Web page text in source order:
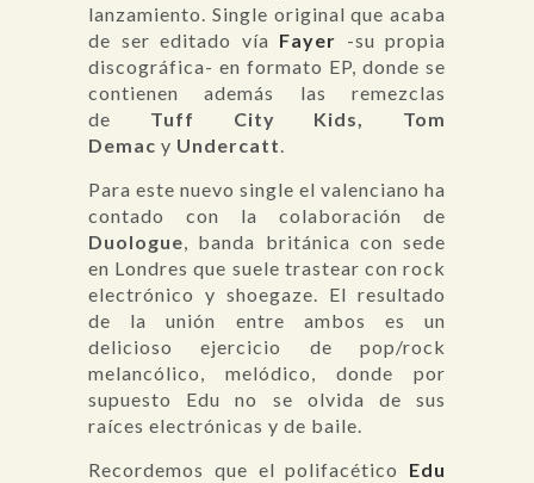
lanzamiento. Single original que acaba
de ser editado vía Fayer -su propia
discográfica- en formato EP, donde se
contienen además las remezclas
de Tuff City Kids, Tom
Demac y Undercatt.
Para este nuevo single el valenciano ha
contado con la colaboración de
Duologue, banda británica con sede
en Londres que suele trastear con rock
electrónico y shoegaze. El resultado
de la unión entre ambos es un
delicioso ejercicio de pop/rock
melancólico, melódico, donde por
supuesto Edu no se olvida de sus
raíces electrónicas y de baile.
Recordemos que el polifacético Edu